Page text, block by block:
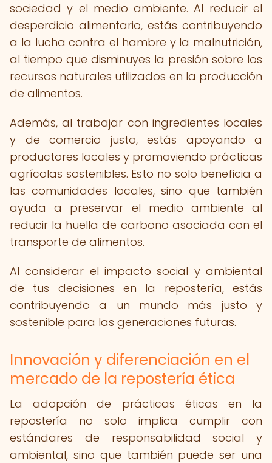
sociedad y el medio ambiente. Al reducir el
desperdicio alimentario, estás contribuyendo
a la lucha contra el hambre y la malnutrición,
al tiempo que disminuyes la presión sobre los
recursos naturales utilizados en la producción
de alimentos.
Además, al trabajar con ingredientes locales
y de comercio justo, estás apoyando a
productores locales y promoviendo prácticas
agrícolas sostenibles. Esto no solo beneficia a
las comunidades locales, sino que también
ayuda a preservar el medio ambiente al
reducir la huella de carbono asociada con el
transporte de alimentos.
Al considerar el impacto social y ambiental
de tus decisiones en la repostería, estás
contribuyendo a un mundo más justo y
sostenible para las generaciones futuras.
Innovación y diferenciación en el
mercado de la repostería ética
La adopción de prácticas éticas en la
repostería no solo implica cumplir con
estándares de responsabilidad social y
ambiental, sino que también puede ser una